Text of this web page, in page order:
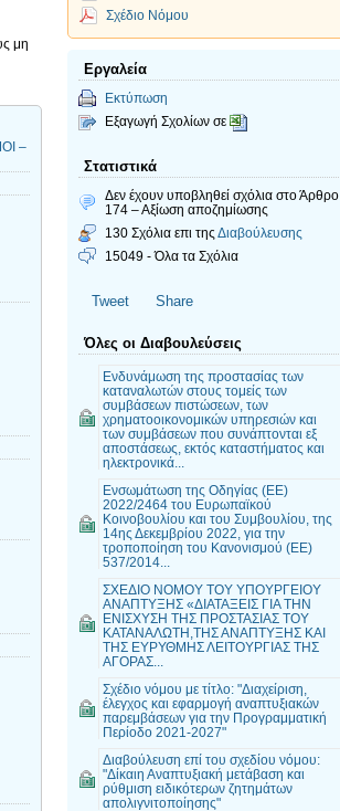
μη
–
Σχέδιο Νόμου
Εργαλεία
Εκτύπωση
Εξαγωγή Σχολίων σε
Στατιστικά
Δεν έχουν υποβληθεί σχόλια στο Άρθρο
174 – Αξίωση αποζημίωσης
130 Σχόλια επι της Διαβούλευσης
15049 - Όλα τα Σχόλια
Tweet Share
Όλες οι Διαβουλεύσεις
Ενδυνάμωση της προστασίας των
καταναλωτών στους τομείς των
συμβάσεων πιστώσεων, των
χρηματοοικονομικών υπηρεσιών και
των συμβάσεων που συνάπτονται εξ
αποστάσεως, εκτός καταστήματος και
ηλεκτρονικά...
Ενσωμάτωση της Οδηγίας (ΕΕ)
2022/2464 του Ευρωπαϊκού
Κοινοβουλίου και του Συμβουλίου, της
14ης Δεκεμβρίου 2022, για την
τροποποίηση του Κανονισμού (ΕΕ)
537/2014...
ΣΧΕΔΙΟ ΝΟΜΟΥ ΤΟΥ ΥΠΟΥΡΓΕΙΟΥ
ΑΝΑΠΤΥΞΗΣ «ΔΙΑΤΑΞΕΙΣ ΓΙΑ ΤΗΝ
ΕΝΙΣΧΥΣΗ ΤΗΣ ΠΡΟΣΤΑΣΙΑΣ ΤΟΥ
ΚΑΤΑΝΑΛΩΤΗ,ΤΗΣ ΑΝΑΠΤΥΞΗΣ ΚΑΙ
ΤΗΣ ΕΥΡΥΘΜΗΣ ΛΕΙΤΟΥΡΓΙΑΣ ΤΗΣ
ΑΓΟΡΑΣ...
Σχέδιο νόμου με τίτλο: "Διαχείριση,
έλεγχος και εφαρμογή αναπτυξιακών
παρεμβάσεων για την Προγραμματική
Περίοδο 2021-2027"
Διαβούλευση επί του σχεδίου νόμου:
"Δίκαιη Αναπτυξιακή μετάβαση και
ρύθμιση ειδικότερων ζητημάτων
απολιγνιτοποίησης"